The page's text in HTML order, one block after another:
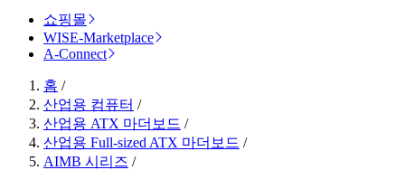
쇼핑몰
WISE-Marketplace
A-Connect
홈 /
산업용 컴퓨터 /
산업용 ATX 마더보드 /
산업용 Full-sized ATX 마더보드 /
AIMB 시리즈 /